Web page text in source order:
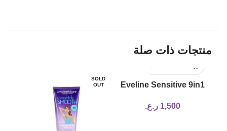
منتجات ذات صلة
Eveline Sensitive 9in1
cream
1,500 ر.ع.
SOLD
OUT